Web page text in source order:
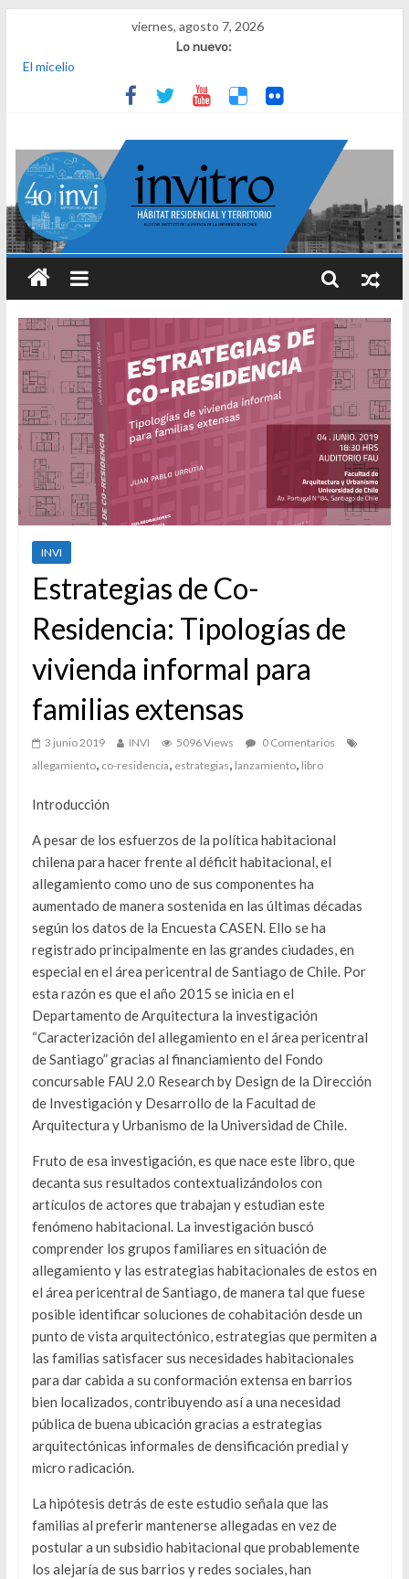
viernes, agosto 7, 2026
Lo nuevo:
El micelio
Receta para viajar al pasado
Una noche y el amanecer en Dignidad
INVI
El derecho a habitar
INVI
Estrategias de Co-
Residencia: Tipologías de
vivienda informal para
familias extensas
3 junio 2019 INVI 5096 Views
0 Comentarios
allegamiento, co-residencia, estrategias, lanzamiento, libro
Introducción
A pesar de los esfuerzos de la política habitacional
chilena para hacer frente al déficit habitacional, el
allegamiento como uno de sus componentes ha
aumentado de manera sostenida en las últimas décadas
según los datos de la Encuesta CASEN. Ello se ha
registrado principalmente en las grandes ciudades, en
especial en el área pericentral de Santiago de Chile. Por
esta razón es que el año 2015 se inicia en el
Departamento de Arquitectura la investigación
“Caracterización del allegamiento en el área pericentral
de Santiago” gracias al financiamiento del Fondo
concursable FAU 2.0 Research by Design de la Dirección
de Investigación y Desarrollo de la Facultad de
Arquitectura y Urbanismo de la Universidad de Chile.
Fruto de esa investigación, es que nace este libro, que
decanta sus resultados contextualizándolos con
artículos de actores que trabajan y estudian este
fenómeno habitacional. La investigación buscó
comprender los grupos familiares en situación de
allegamiento y las estrategias habitacionales de estos en
el área pericentral de Santiago, de manera tal que fuese
posible identificar soluciones de cohabitación desde un
punto de vista arquitectónico, estrategias que permiten a
las familias satisfacer sus necesidades habitacionales
para dar cabida a su conformación extensa en barrios
bien localizados, contribuyendo así a una necesidad
pública de buena ubicación gracias a estrategias
arquitectónicas informales de densificación predial y
micro radicación.
La hipótesis detrás de este estudio señala que las
familias al preferir mantenerse allegadas en vez de
postular a un subsidio habitacional que probablemente
los alejaría de sus barrios y redes sociales, han